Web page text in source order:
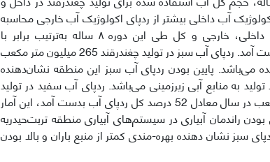
آب داخلی بیشتر از ردپای اکولوژیک آب خارجی محاسبه
گردید. نرخ رشدهای سالانه رد پای اکولوژیک آب داخلی، خارجی و کل طی این دوره ۸ ساله به‌ترتیب برابر با
۲۵/172938، ۳۸/۱۴۹۸۸۵ و ۵/322823 مترمکعب بدست آمد. ردپای آب سبز در تولید چغندرقند 265 میلیون متر مکعب
آب محاسبه شده می‌باشد. پایین بودن ردپای آب سبز این منطقه نشان‌دهنده
به منابع آبی زیرزمینی می‌باشد. ردپای آب سفید در تولید
چغندرقند منطقه مورد مطالعه، 950 میلیون مترمکعب در سال معادل 52 درصد کل ردپای آب بدست آمد، این آمار
راندمان آبیاری در سیستم‌های آبیاری منطقه تربت‌حیدریه
سبز نشان دهنده بهره-مندی کمتر از منبع باران و بالا بودن